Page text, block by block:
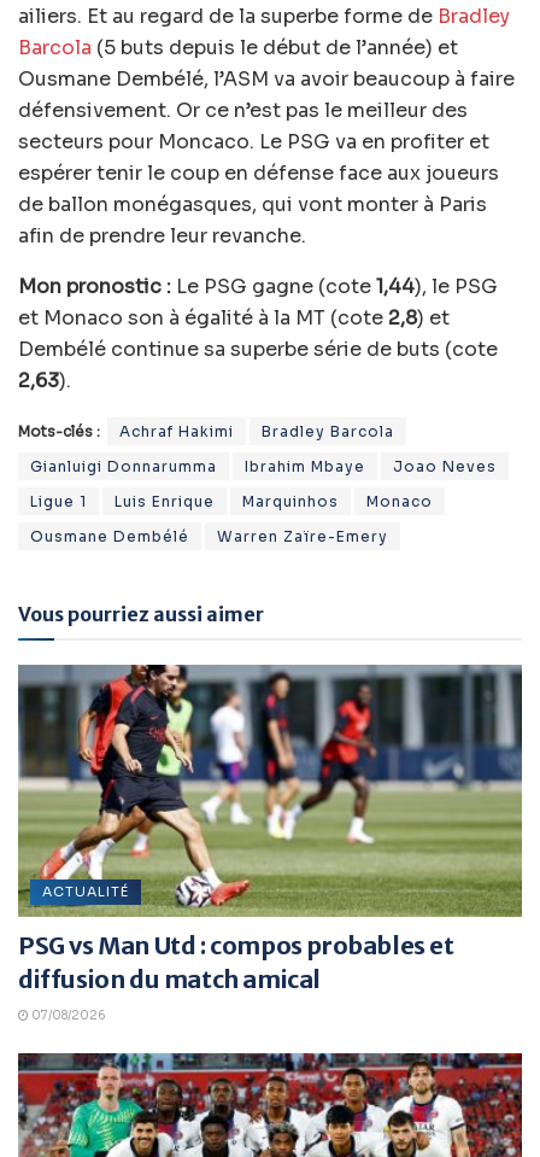
ailiers. Et au regard de la superbe forme de Bradley
Barcola (5 buts depuis le début de l’année) et
Ousmane Dembélé, l’ASM va avoir beaucoup à faire
défensivement. Or ce n’est pas le meilleur des
secteurs pour Moncaco. Le PSG va en profiter et
espérer tenir le coup en défense face aux joueurs
de ballon monégasques, qui vont monter à Paris
afin de prendre leur revanche.
Mon pronostic : Le PSG gagne (cote1,44), le PSG
et Monaco son à égalité à la MT (cote 2,8) et
Dembélé continue sa superbe série de buts (cote
2,63).
Mots-clés : Achraf Hakimi
Bradley Barcola
Gianluigi Donnarumma
Ibrahim Mbaye
Joao Neves
Ligue 1
Luis Enrique Marquinhos
Monaco
Ousmane Dembélé
Warren Zaïre-Emery
Vous pourriez aussi aimer
ACTUALITÉ
PSG vs Man Utd : compos probables et
diffusion du match amical
07/08/2026